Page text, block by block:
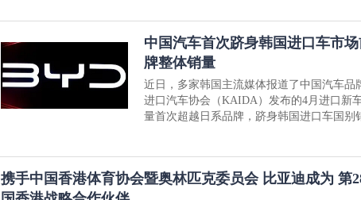
中国汽车首次跻身韩国进口车市
牌整体销量
近日，多家韩国主流媒体报道了中国汽车
进口汽车协会（KAIDA）发布的4月进口新
量首次超越日系品牌，跻身韩国进口车国别
携手中国香港体育协会暨奥林匹克委员会 比亚迪成为 第